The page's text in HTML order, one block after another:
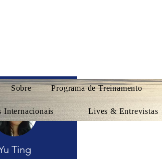
Sobre Programa de Treinamento
Internacionais Lives & Entrevistas
Ting